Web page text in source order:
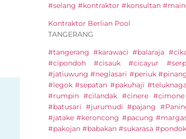
#selang #kontraktor #konsultan
Kontraktor Berlian Pool
TANGERANG
#tangerang #karawaci #balaraja
#cipondoh #cisauk #cicayur
#jatiuwung #neglasari #periuk
#legok #sepatan #pakuhaji
#rumpin #cilandak #cinere
#batusari #jurumudi #pajang
#jatake #keroncong #pacung
#pakojan #babakan #sukarasa